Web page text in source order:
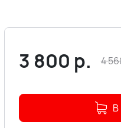
3 800 р. 4
В